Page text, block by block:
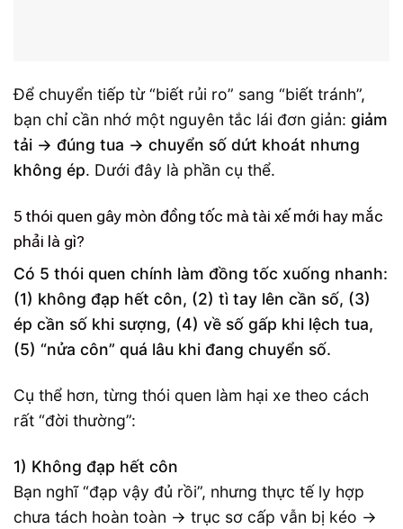
Để chuyển tiếp từ “biết rủi ro” sang “biết tránh”,
bạn chỉ cần nhớ một nguyên tắc lái đơn giản: giảm
tải → đúng tua → chuyển số dứt khoát nhưng
không ép. Dưới đây là phần cụ thể.
5 thói quen gây mòn đồng tốc mà tài xế mới hay mắc
phải là gì?
Có 5 thói quen chính làm đồng tốc xuống nhanh:
(1) không đạp hết côn, (2) tì tay lên cần số, (3)
ép cần số khi sượng, (4) về số gấp khi lệch tua,
(5) “nửa côn” quá lâu khi đang chuyển số.
Cụ thể hơn, từng thói quen làm hại xe theo cách
rất “đời thường”:
1) Không đạp hết côn
Bạn nghĩ “đạp vậy đủ rồi”, nhưng thực tế ly hợp
chưa tách hoàn toàn → trục sơ cấp vẫn bị kéo →